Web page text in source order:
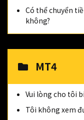
Có thể chuyển
không?
MT4
Vui lòng cho tôi
Tôi không xem